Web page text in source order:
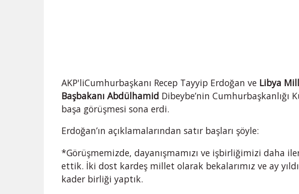
AKP'liCumhurbaşkanı Recep Tayyip Erdoğan ve Libya
Başbakanı Abdülhamid Dibeybe’nin Cumhurbaşkanlığı
başa görüşmesi sona erdi.
Erdoğan’ın açıklamalarından satır başları şöyle:
*Görüşmemizde, dayanışmamızı ve işbirliğimizi daha
ettik. İki dost kardeş millet olarak bekalarımız ve ay
kader birliği yaptık.